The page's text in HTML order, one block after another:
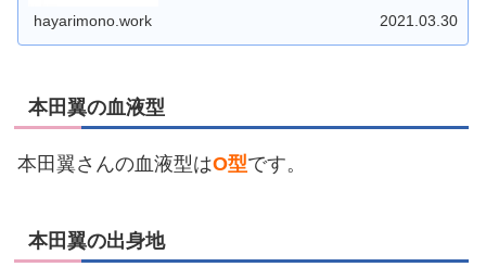
hayarimono.work 2021.03.30
本田翼の血液型
本田翼さんの血液型はO型です。
本田翼の出身地